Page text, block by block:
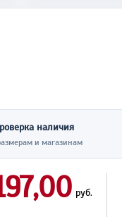
наличия
и магазинам
руб.